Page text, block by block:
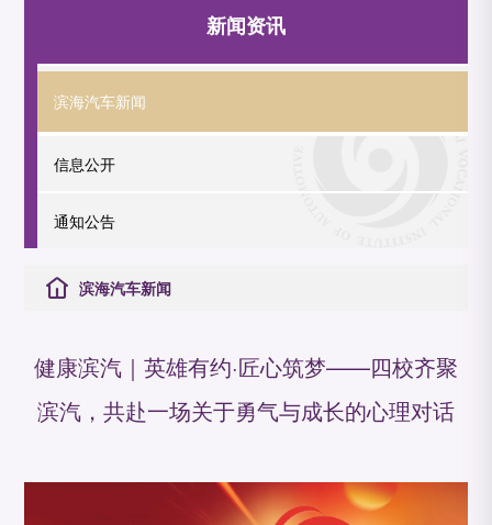
新闻资讯
滨海汽车新闻
信息公开
通知公告
滨海汽车新闻
健康滨汽｜英雄有约·匠心筑梦——四校齐聚
滨汽，共赴一场关于勇气与成长的心理对话